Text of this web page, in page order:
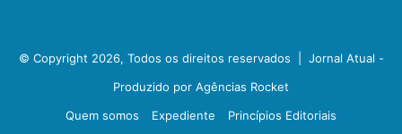
© Copyright 2026, Todos os direitos reservados | Jornal Atual -
Produzido por Agências Rocket
Quem somos
Expediente
Princípios Editoriais